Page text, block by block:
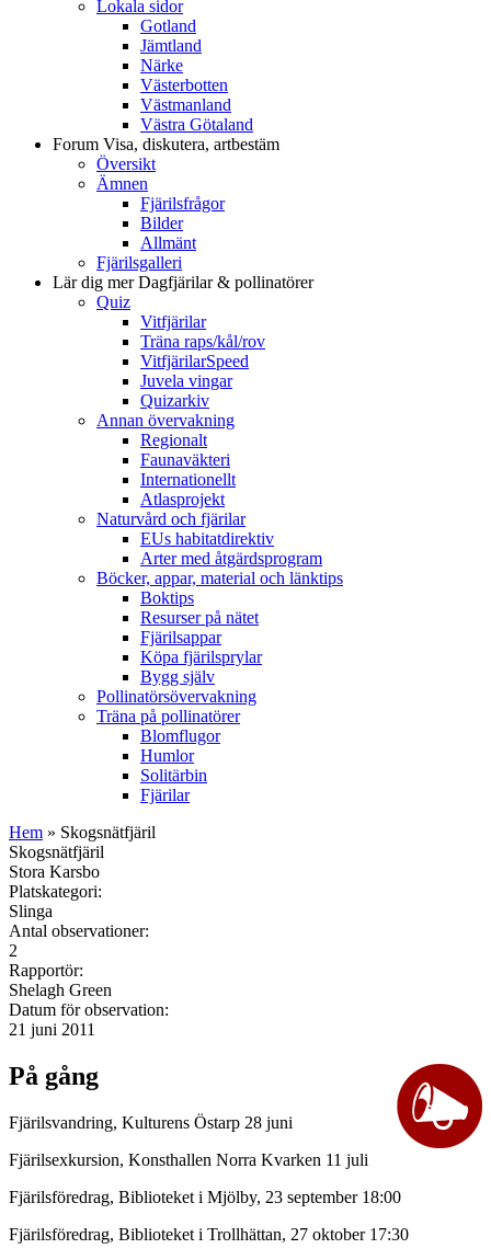
Lokala sidor
Gotland
Jämtland
Närke
Västerbotten
Västmanland
Västra Götaland
Forum Visa, diskutera, artbestäm
Översikt
Ämnen
Fjärilsfrågor
Bilder
Allmänt
Fjärilsgalleri
Lär dig merDagfjärilar & pollinatörer
Quiz
Vitfjärilar
Träna raps/kål/rov
VitfjärilarSpeed
Juvela vingar
Quizarkiv
Annan övervakning
Regionalt
Faunaväkteri
Internationellt
Atlasprojekt
Naturvård och fjärilar
EUs habitatdirektiv
Arter med åtgärdsprogram
Böcker, appar, material och länktips
Boktips
Resurser på nätet
Fjärilsappar
Köpa fjärilsprylar
Bygg själv
Pollinatörsövervakning
Träna på pollinatörer
Blomflugor
Humlor
Solitärbin
Fjärilar
Hem » Skogsnätfjäril
Skogsnätfjäril
Stora Karsbo
Platskategori:
Slinga
Antal observationer:
2
Rapportör:
Shelagh Green
Datum för observation:
21 juni 2011
På gång
Fjärilsvandring, Kulturens Östarp 28 juni
Fjärilsexkursion, Konsthallen Norra Kvarken 11 juli
Fjärilsföredrag, Biblioteket i Mjölby, 23 september 18:00
Fjärilsföredrag, Biblioteket i Trollhättan, 27 oktober 17:30